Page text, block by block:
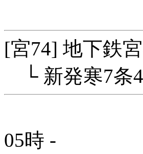
[宮74] 地下鉄
└ 新発寒7条
05時 -